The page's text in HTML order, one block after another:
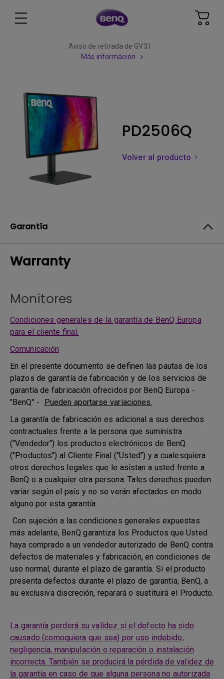
Aviso de retirada de GV31
Más información
PD2506Q
Volver al producto
Garantía
Warranty
Monitores
Condiciones generales de la garantía de BenQ Europa
para el cliente final.
Comunicación
En el presente documento se definen las pautas de los
plazos de garantía de fabricación y de los servicios de
garantía de fabricación ofrecidos por BenQ Europa -
"BenQ" - Pueden aportarse variaciones.
La garantía de fabricación es adicional a sus derechos
contractuales frente a la persona que suministra
("Vendedor") los productos electrónicos de BenQ
("Productos") al Cliente Final ("Usted") y a cualesquiera
otros derechos legales que le asistan a usted frente a
BenQ o a cualquier otra persona. Tales derechos pueden
variar según el país y no se verán afectados en modo
alguno por esta garantía.
Con sujeción a las condiciones generales expuestas
más adelante, BenQ garantiza los Productos que Usted
haya comprado a un vendedor autorizado de BenQ contra
defectos de materiales y fabricación, en condiciones de
uso normal, durante el plazo de garantía. Si el producto
presenta defectos durante el plazo de garantía, BenQ, a
su exclusiva discreción, reparará o sustituirá el Producto.
La garantía perderá su validez si el defecto ha sido
causado (comoquiera que sea) por uso indebido,
negligencia, manipulación o reparación o instalación
incorrecta. También se producirá la pérdida de validez de
la garantía en caso de que alguna persona no autorizada